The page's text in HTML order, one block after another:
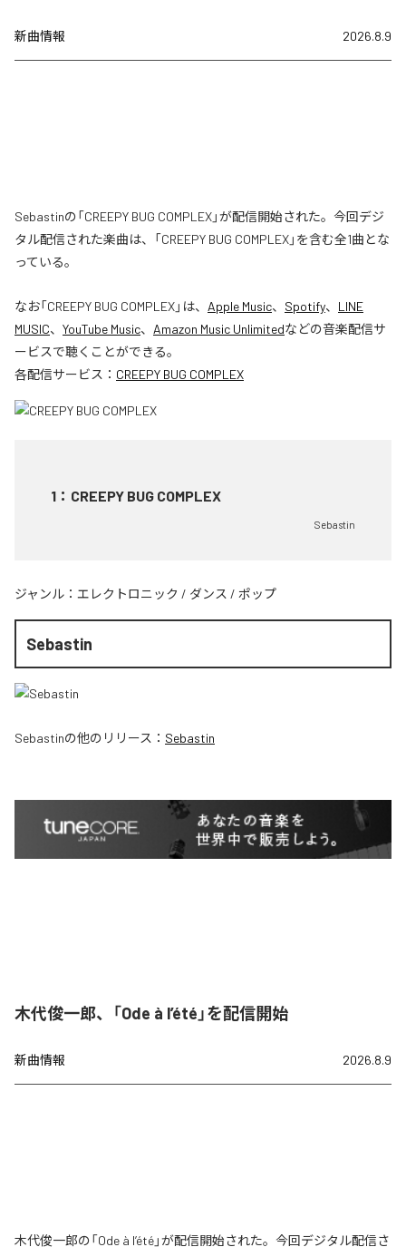
新曲情報 2026.8.9
Sebastinの「CREEPY BUG COMPLEX」が配信開始された。今回デジ
タル配信された楽曲は、「CREEPY BUG COMPLEX」を含む全1曲とな
っている。
なお「CREEPY BUG COMPLEX」は、 Apple Music、 Spotify、 LINE
MUSIC、 YouTube Music、 Amazon Music Unlimitedなどの音楽配信サ
ービスで聴くことができる。
各配信サービス： CREEPY BUG COMPLEX
1 ： CREEPY BUG COMPLEX
Sebastin
ジャンル： エレクトロニック / ダンス / ポップ
Sebastin
Sebastinの他のリリース： Sebastin
木代俊一郎、「Ode à l’été」を配信開始
新曲情報 2026.8.9
木代俊一郎の「Ode à l’été」が配信開始された。今回デジタル配信さ